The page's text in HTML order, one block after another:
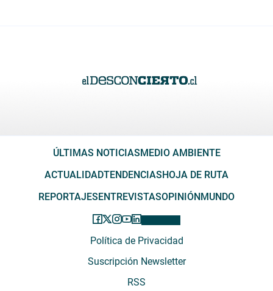
ÚLTIMAS NOTICIASMEDIO AMBIENTE
ACTUALIDADTENDENCIASHOJA DE RUTA
REPORTAJESENTREVISTASOPINIÓNMUNDO
Política de Privacidad
Suscripción Newsletter
RSS